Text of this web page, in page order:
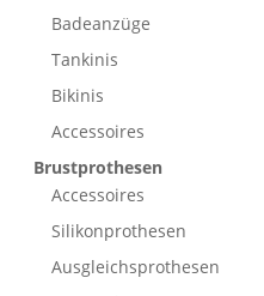
Badeanzüge
Tankinis
Bikinis
Accessoires
Brustprothesen
Accessoires
Silikonprothesen
Ausgleichsprothesen